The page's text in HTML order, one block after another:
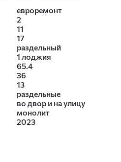
евроремонт
2
11
17
раздельный
1 лоджия
65.4
36
13
раздельные
во двор и на улицу
монолит
2023